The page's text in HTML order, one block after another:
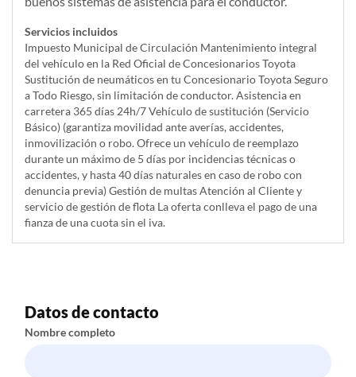
Servicios incluidos
Impuesto Municipal de Circulación Mantenimiento integral
del vehículo en la Red Oficial de Concesionarios Toyota
Sustitución de neumáticos en tu Concesionario Toyota Seguro
a Todo Riesgo, sin limitación de conductor. Asistencia en
carretera 365 días 24h/7 Vehículo de sustitución (Servicio
Básico) (garantiza movilidad ante averías, accidentes,
inmovilización o robo. Ofrece un vehículo de reemplazo
durante un máximo de 5 días por incidencias técnicas o
accidentes, y hasta 40 días naturales en caso de robo con
denuncia previa) Gestión de multas Atención al Cliente y
servicio de gestión de flota La oferta conlleva el pago de una
fianza de una cuota sin el iva.
Datos de contacto
Nombre completo